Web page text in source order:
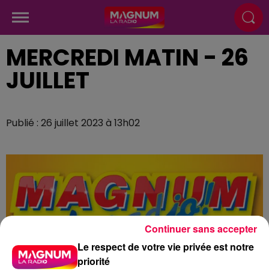
MERCREDI MATIN - 26
JUILLET
Publié : 26 juillet 2023 à 13h02
Le respect de votre vie privée est notre
priorité
Continuer sans accepter